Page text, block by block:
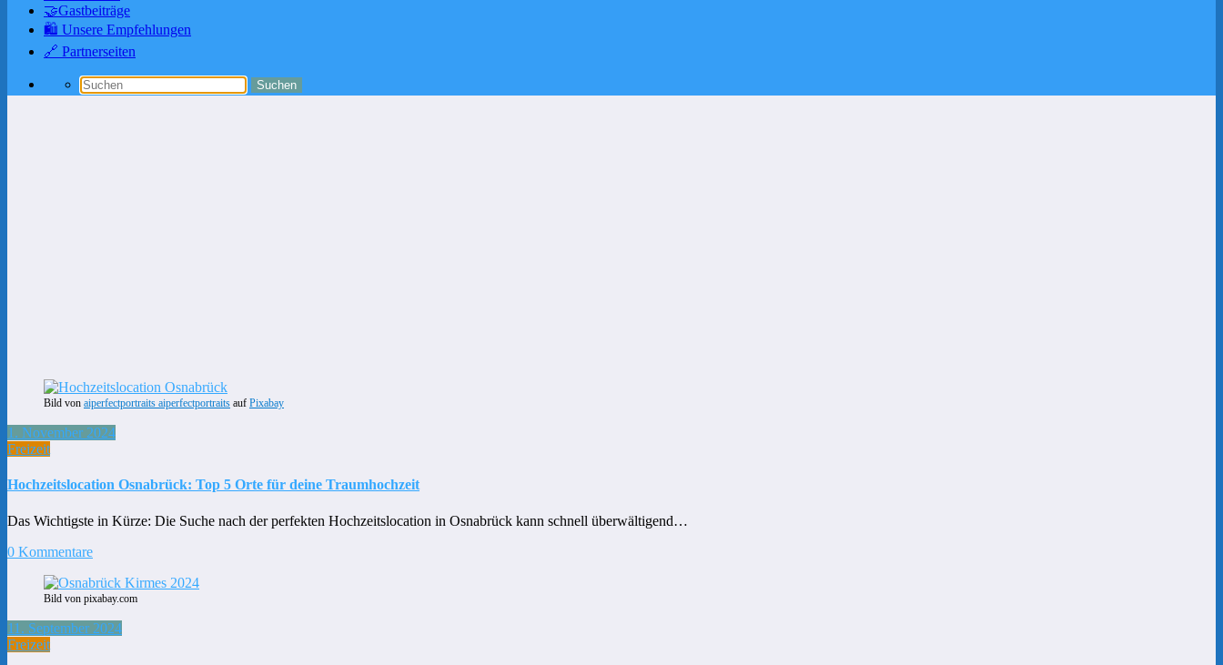
🤝Gastbeiträge
🛍️ Unsere Empfehlungen
🔗 Partnerseiten
Bild von aiperfectportraits aiperfectportraits auf Pixabay
1. November 2024
Freizeit
Hochzeitslocation Osnabrück: Top 5 Orte für deine Traumhochzeit
Das Wichtigste in Kürze: Die Suche nach der perfekten Hochzeitslocation in Osnabrück kann schnell überwältigend…
0 Kommentare
Bild von pixabay.com
11. September 2024
Freizeit